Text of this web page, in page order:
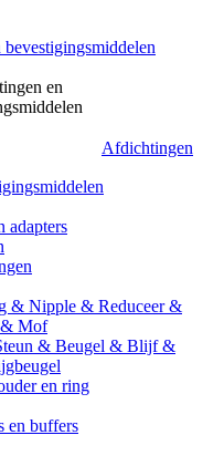
en
Afdichtingen
adapters
& Nipple & Reduceer &
Mof
& Beugel & Blijf &
en ring
en buffers